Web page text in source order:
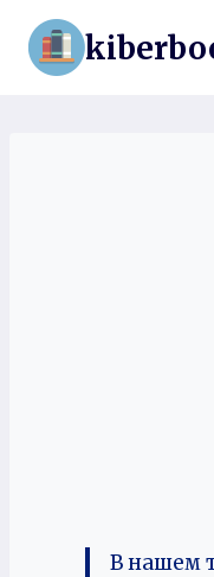
Перейти
содержимому
В нашем